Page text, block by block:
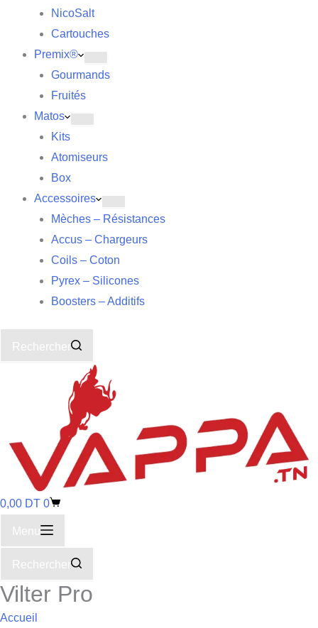
NicoSalt
Cartouches
Premix®
Gourmands
Fruités
Matos
Kits
Atomiseurs
Box
Accessoires
Mèches – Résistances
Accus – Chargeurs
Coils – Coton
Pyrex – Silicones
Boosters – Additifs
Rechercher
0,00 DT 0
Menu
Rechercher
Vilter Pro
Accueil